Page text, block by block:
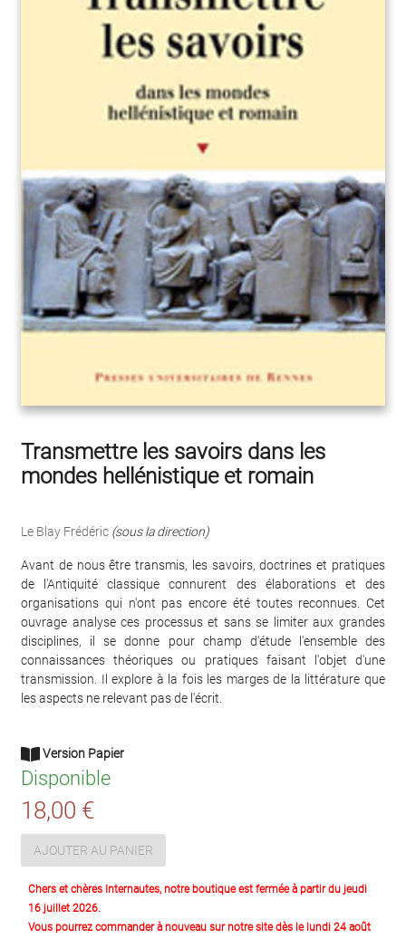
Transmettre les savoirs dans les
mondes hellénistique et romain
Le Blay Frédéric (sous la direction)
Avant de nous être transmis, les savoirs, doctrines et pratiques
de l'Antiquité classique connurent des élaborations et des
organisations qui n'ont pas encore été toutes reconnues. Cet
ouvrage analyse ces processus et sans se limiter aux grandes
disciplines, il se donne pour champ d'étude l'ensemble des
connaissances théoriques ou pratiques faisant l'objet d'une
transmission. Il explore à la fois les marges de la littérature que
les aspects ne relevant pas de l'écrit.
Version Papier
Disponible
18,00 €
AJOUTER AU PANIER
Chers et chères Internautes, notre boutique est fermée à partir du jeudi
16 juillet 2026.
Vous pourrez commander à nouveau sur notre site dès le lundi 24 août